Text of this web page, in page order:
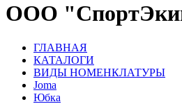
ООО
ГЛАВНАЯ
КАТАЛОГИ
ВИДЫ НОМЕНКЛАТУРЫ
Joma
Юбка